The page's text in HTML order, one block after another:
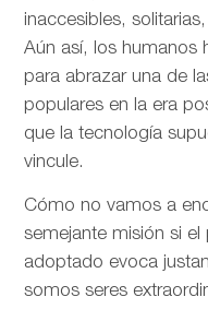
inaccesibles,
Aún así, los humanos
para abrazar una de
populares en la era
que la tecnología
vincule.
Cómo no vamos a
semejante misión si
adoptado evoca
somos seres